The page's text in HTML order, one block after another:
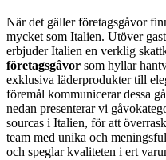
När det gäller företagsgåvor
mycket som Italien. Utöver
erbjuder Italien en verklig
företagsgåvor som hyllar
exklusiva läderprodukter till
föremål kommunicerar dessa
nedan presenterar vi
sourcas i Italien, för att
team med unika och
och speglar kvaliteten i ert